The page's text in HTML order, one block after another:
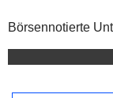
Börsennotierte